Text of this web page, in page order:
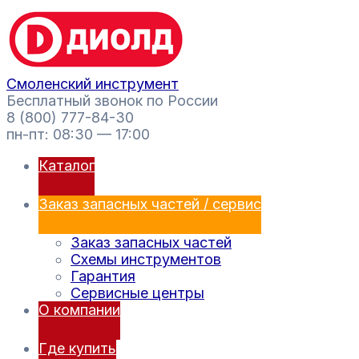
Перейти
к
содержимому
Смоленский инструмент
Бесплатный звонок по России
8 (800) 777-84-30
пн-пт: 08:30 — 17:00
Каталог
Заказ запасных частей / сервис
Заказ запасных частей
Схемы инструментов
Гарантия
Сервисные центры
О компании
Где купить
Поиск
товаров